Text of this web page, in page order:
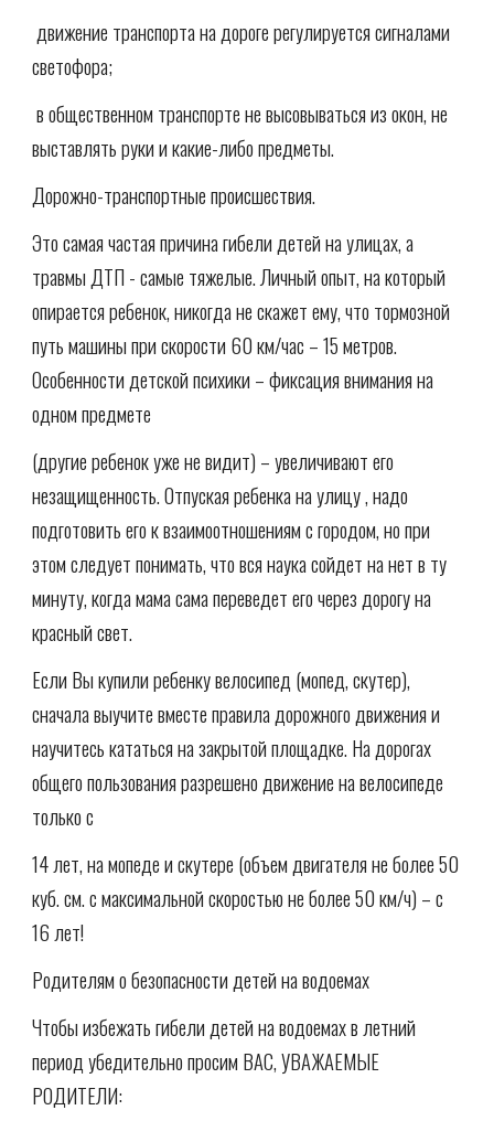
 движение транспорта на дороге регулируется сигналами
светофора;
 в общественном транспорте не высовываться из окон, не
выставлять руки и какие-либо предметы.
Дорожно-транспортные происшествия.
Это самая частая причина гибели детей на улицах, а
травмы ДТП - самые тяжелые. Личный опыт, на который
опирается ребенок, никогда не скажет ему, что тормозной
путь машины при скорости 60 км/час – 15 метров.
Особенности детской психики – фиксация внимания на
одном предмете
(другие ребенок уже не видит) – увеличивают его
незащищенность. Отпуская ребенка на улицу , надо
подготовить его к взаимоотношениям с городом, но при
этом следует понимать, что вся наука сойдет на нет в ту
минуту, когда мама сама переведет его через дорогу на
красный свет.
Если Вы купили ребенку велосипед (мопед, скутер),
сначала выучите вместе правила дорожного движения и
научитесь кататься на закрытой площадке. На дорогах
общего пользования разрешено движение на велосипеде
только с
14 лет, на мопеде и скутере (объем двигателя не более 50
куб. см. с максимальной скоростью не более 50 км/ч) – с
16 лет!
Родителям о безопасности детей на водоемах
Чтобы избежать гибели детей на водоемах в летний
период убедительно просим ВАС, УВАЖАЕМЫЕ
РОДИТЕЛИ: